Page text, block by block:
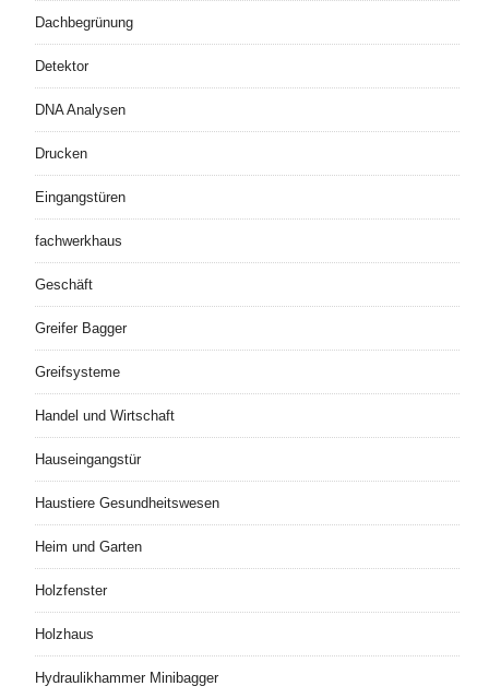
Dachbegrünung
Detektor
DNA Analysen
Drucken
Eingangstüren
fachwerkhaus
Geschäft
Greifer Bagger
Greifsysteme
Handel und Wirtschaft
Hauseingangstür
Haustiere Gesundheitswesen
Heim und Garten
Holzfenster
Holzhaus
Hydraulikhammer Minibagger